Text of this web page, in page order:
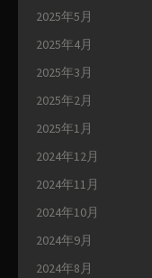
2025年5月
2025年4月
2025年3月
2025年2月
2025年1月
2024年12月
2024年11月
2024年10月
2024年9月
2024年8月